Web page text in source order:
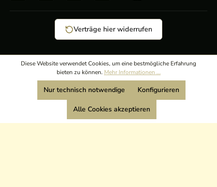
Verträge hier widerrufen
AGB/
Datenschutz/
Wir sind Mitglied:
Diese Website verwendet Cookies, um eine bestmögliche Erfahrung
bieten zu können. Mehr Informationen ...
Nur technisch notwendige Konfigurieren
Alle Cookies akzeptieren